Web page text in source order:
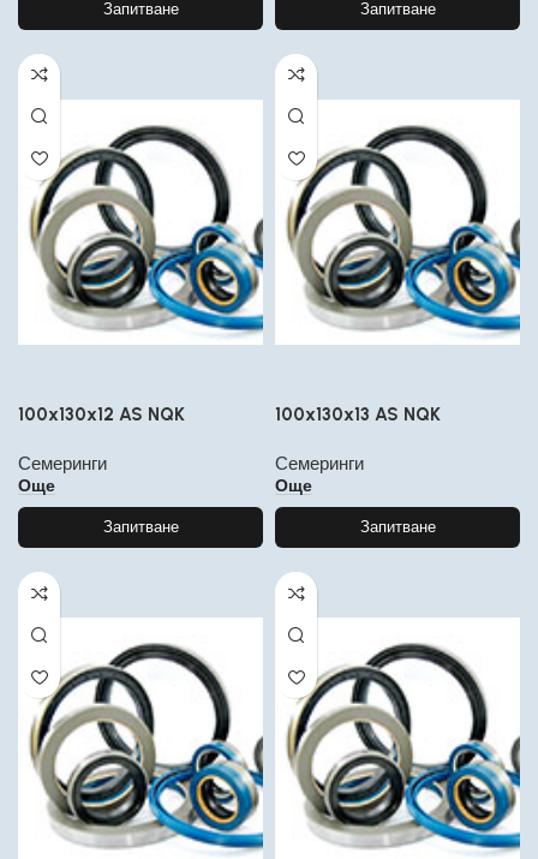
Запитване Запитване
100x130x12 AS NQK
Семеринги
Още
Запитване
100x130x13 AS NQK
Семеринги
Още
Запитване